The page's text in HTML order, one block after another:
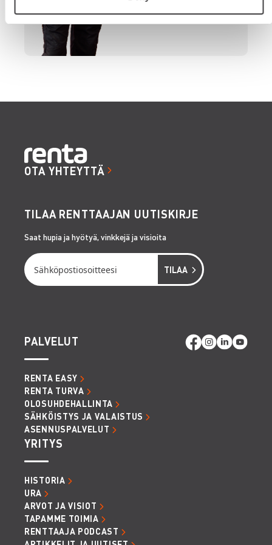
OTA YHTEYTTÄ
TILAA RENTTAAJAN UUTISKIRJE
Saat hupia ja hyötyä, vinkkejä ja visioita
PALVELUT
RENTA EASY
RENTA TURVA
OLOSUHDEHALLINTA
SÄHKÖISTYS JA VALAISTUS
ASENNUSPALVELUT
YRITYS
HISTORIA
URA
ARVOT JA VISIOT
TAPAMME TOIMIA
RENTTAAJA PODCAST